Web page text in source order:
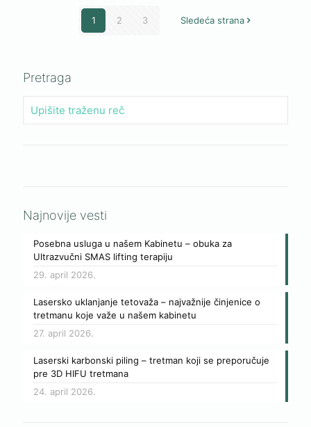
1 2 3 Sledeća strana
Pretraga
Najnovije vesti
Posebna usluga u našem Kabinetu – obuka za
Ultrazvučni SMAS lifting terapiju
29. april 2026.
Lasersko uklanjanje tetovaža – najvažnije činjenice o
tretmanu koje važe u našem kabinetu
27. april 2026.
Laserski karbonski piling – tretman koji se preporučuje
pre 3D HIFU tretmana
24. april 2026.